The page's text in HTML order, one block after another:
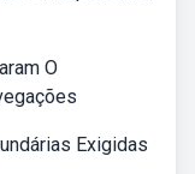
O
Exigidas